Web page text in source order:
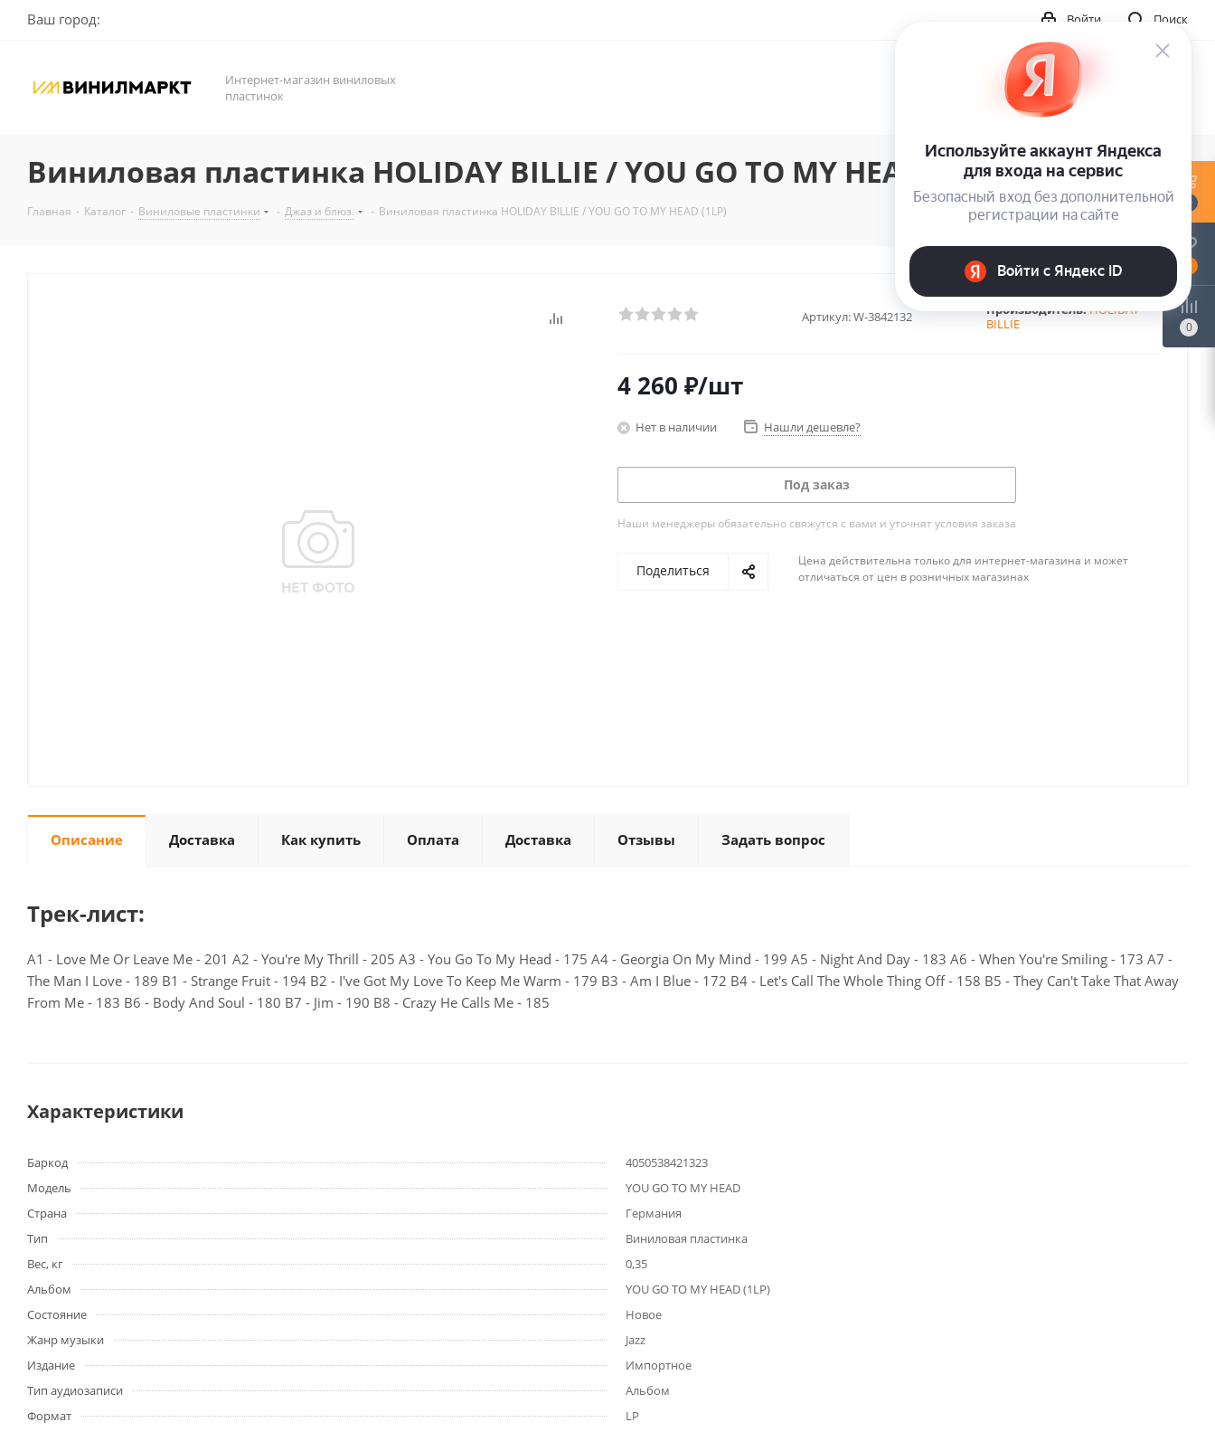
Ваш город: Поиск
Войти
Интернет-магазин виниловых
пластинок
Виниловая пластинка HOLIDAY BILLIE / YOU GO TO MY HEAD (1LP)
Главная - Каталог - Виниловые пластинки - Джаз и блюз. - Виниловая пластинка HOLIDAY BILLIE / YOU GO TO MY HEAD (1LP)
Артикул:W-3842132 Производитель:HOLIDAY
BILLIE
4 260 ₽/шт
Нет в наличии Нашли дешевле?
Под заказ
Наши менеджеры обязательно свяжутся с вами и уточнят условия заказа
Поделиться
Цена действительна только для интернет-магазина и может
отличаться от цен в розничных магазинах
Описание Доставка Как купить Оплата Доставка Отзывы Задать вопрос
Трек-лист:
A1 - Love Me Or Leave Me - 201 A2 - You're My Thrill - 205 A3 - You Go To My Head - 175 A4 - Georgia On My Mind - 199 A5 - Night And Day - 183 A6 - When You're Smiling - 173 A7 -
The Man I Love - 189 B1 - Strange Fruit - 194 B2 - I've Got My Love To Keep Me Warm - 179 B3 - Am I Blue - 172 B4 - Let's Call The Whole Thing Off - 158 B5 - They Can't Take That Away
From Me - 183 B6 - Body And Soul - 180 B7 - Jim - 190 B8 - Crazy He Calls Me - 185
Характеристики
Баркод
4050538421323
Модель
YOU GO TO MY HEAD
Страна
Германия
Тип
Виниловая пластинка
Вес, кг
0,35
Альбом
YOU GO TO MY HEAD (1LP)
Состояние
Новое
Жанр музыки
Jazz
Издание
Импортное
Тип аудиозаписи
Альбом
Формат
LP
0
0
0